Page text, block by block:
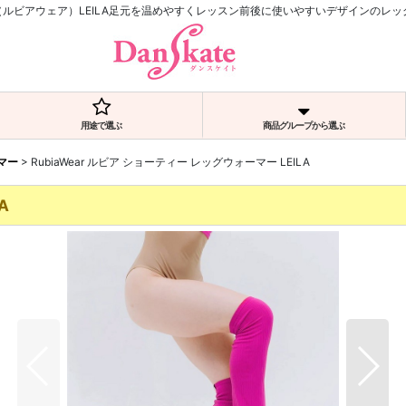
ルビアウェア）LEILA足元を温めやすくレッスン前後に使いやすいデザインのレッ
用途で選ぶ 商品グループから選ぶ
ー > RubiaWear ルビア ショーティー レッグウォーマー LEILA